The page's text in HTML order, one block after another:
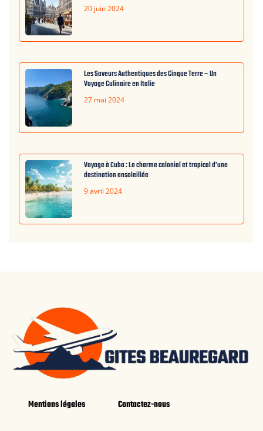
20 juin 2024
Les Saveurs Authentiques des Cinque Terre – Un
Voyage Culinaire en Italie
27 mai 2024
Voyage à Cuba : Le charme colonial et tropical d’une
destination ensoleillée
9 avril 2024
Mentions légales Contactez-nous